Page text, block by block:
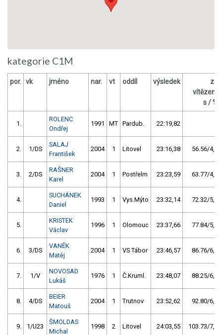
kategorie C1M
por. vk jméno nar. vt oddíl výsledek
za
vítězem
s / %
1.
ROLENC
Ondřej
1991 MT Pardub. 22:19,82
2. 1/DS
SALAJ
František
2004 1 Litovel 23:16,38 56.56/4,2
3. 2/DS
RAŠNER
Karel
2004 1 Postřelm 23:23,59 63.77/4,8
4.
SUCHÁNEK
Daniel
1993 1 Vys.Mýto 23:32,14 72.32/5,4
5.
KRISTEK
Václav
1996 1 Olomouc 23:37,66 77.84/5,8
6. 3/DS
VANĚK
Matěj
2004 1 VS Tábor 23:46,57 86.76/6,5
7. 1/V
NOVOSAD
Lukáš
1976 1 Č.Kruml. 23:48,07 88.25/6,6
8. 4/DS
BEIER
Matouš
2004 1 Trutnov 23:52,62 92.80/6,9
9. 1/U23
ŠMOLDAS
Michal
1998 2 Litovel 24:03,55 103.73/7,7